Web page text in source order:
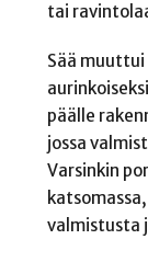
tai
Sää
päälle
jossa
Varsinkin
valmistusta